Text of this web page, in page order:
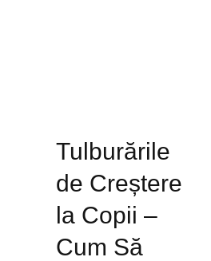
Tulburările
de Creștere
la Copii –
Cum Să